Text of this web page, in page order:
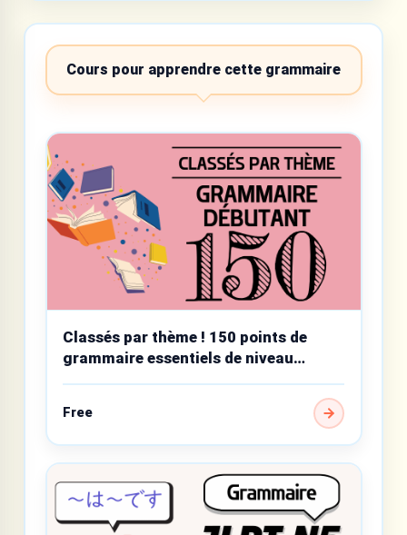
Cours pour apprendre cette grammaire
Classés par thème ! 150 points de
grammaire essentiels de niveau
débutant
Free